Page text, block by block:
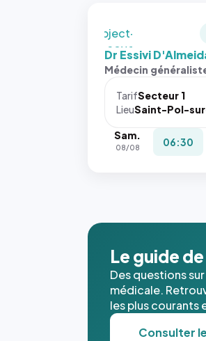
`object-
fit: cover`.
Sans ces
navigateur
pas la
place, et
l'annuaire
dans ce
cas. #}
Dr Essivi
Médecin
TarifSecteur 1
LieuSaint-Pol-
Sam.
08/08 06:30
Le guide
Des questions
médicale.
les plus courants
Consulter